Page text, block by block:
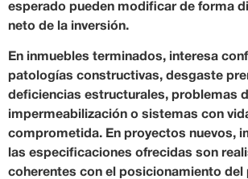
esperado pueden modificar de forma
neto de la inversión.
En inmuebles terminados, interesa
patologías constructivas, desgaste
deficiencias estructurales, problemas
impermeabilización o sistemas con
comprometida. En proyectos nuevos,
las especificaciones ofrecidas son
coherentes con el posicionamiento del